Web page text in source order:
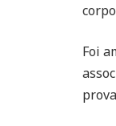
Foi